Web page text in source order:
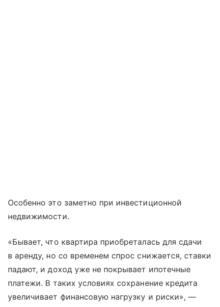
Особенно это заметно при инвестиционной
недвижимости.
«Бывает, что квартира приобреталась для сдачи
в аренду, но со временем спрос снижается, ставки
падают, и доход уже не покрывает ипотечные
платежи. В таких условиях сохранение кредита
увеличивает финансовую нагрузку и риски», —